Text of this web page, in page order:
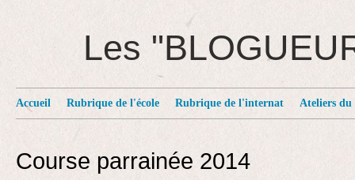
Les
Accueil Rubrique de l'école Rubrique de l'internat Ateliers du
Course parrainée 2014